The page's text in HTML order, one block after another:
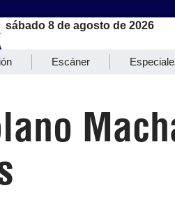
sábado 8 de agosto de 2026
Escáner